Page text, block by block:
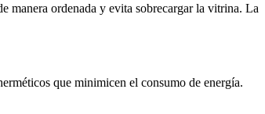
manera ordenada y evita sobrecargar la vitrina. La
que minimicen el consumo de energía.